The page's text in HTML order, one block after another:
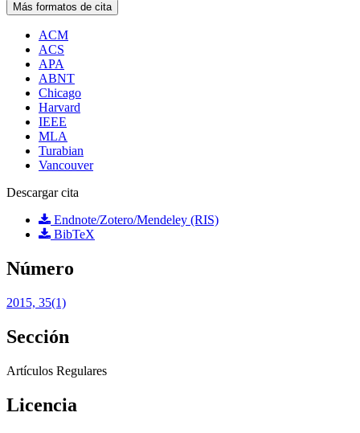
Más formatos de cita
ACM
ACS
APA
ABNT
Chicago
Harvard
IEEE
MLA
Turabian
Vancouver
Descargar cita
Endnote/Zotero/Mendeley (RIS)
BibTeX
Número
2015, 35(1)
Sección
Artí­culos Regulares
Licencia